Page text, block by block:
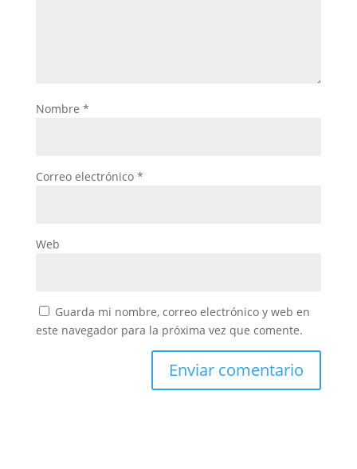
Nombre *
Correo electrónico *
Web
Guarda mi nombre, correo electrónico y web en
este navegador para la próxima vez que comente.